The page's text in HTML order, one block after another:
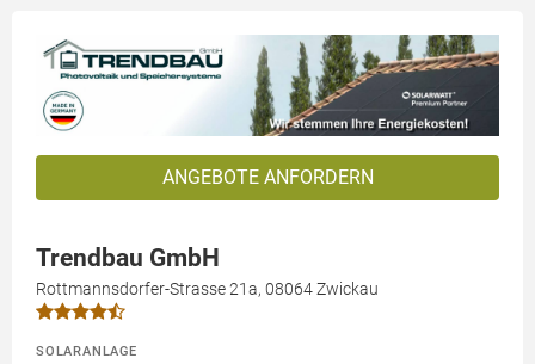
ANGEBOTE ANFORDERN
Trendbau GmbH
Rottmannsdorfer-Strasse 21a, 08064 Zwickau
SOLARANLAGE